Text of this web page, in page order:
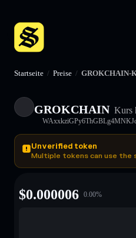
Startseite / Preise / GROKCHAIN-
GROKCHAIN Kurs
Unverified token
Multiple tokens can use the
$0.000006 0.00%